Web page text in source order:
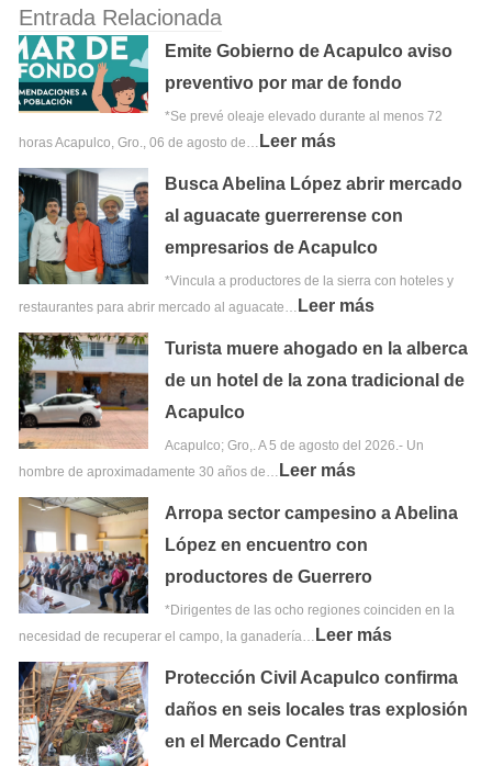
Entrada Relacionada
Emite Gobierno de Acapulco aviso
preventivo por mar de fondo
*Se prevé oleaje elevado durante al menos 72
horas Acapulco, Gro., 06 de agosto de… Leer más
Busca Abelina López abrir mercado
al aguacate guerrerense con
empresarios de Acapulco
*Vincula a productores de la sierra con hoteles y
restaurantes para abrir mercado al aguacate… Leer más
Turista muere ahogado en la alberca
de un hotel de la zona tradicional de
Acapulco
Acapulco; Gro,. A 5 de agosto del 2026.- Un
hombre de aproximadamente 30 años de… Leer más
Arropa sector campesino a Abelina
López en encuentro con
productores de Guerrero
*Dirigentes de las ocho regiones coinciden en la
necesidad de recuperar el campo, la ganadería… Leer más
Protección Civil Acapulco confirma
daños en seis locales tras explosión
en el Mercado Central